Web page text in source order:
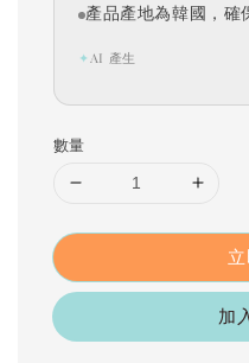
產品產地為韓國，確
✦ AI 產生
數量
加